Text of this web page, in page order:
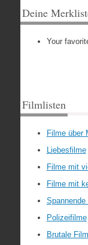
Deine
Your
Filmlisten
Filme über
Liebesfilme
Filme mit
Filme mit
Spannende
Polizeifilme
Brutale